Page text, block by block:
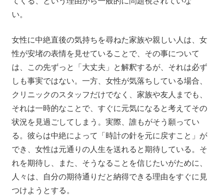
い。
女性に中絶直後の気持ちを尋ねた家族や親しい人は、女
性が安堵の表情を見せていることで、その事について
は、この先ずっと「大丈夫」と解釈するが、それは必ず
しも事実ではない。一方、女性が気落ちしている場合、
クリニックのスタッフだけでなく、家族や友人までも、
それは一時的なことで、すぐに元気になると考えてその
状況を見過ごしてしまう。実際、誰もがそう願ってい
る。彼らは中絶によって「時計の針を元に戻すこと」が
でき、女性は元通りの人生を送れると期待している。そ
れを期待し、また、そうなることを信じたいがために、
人々は、自分の期待通りだと納得できる理由をすぐに見
つけようとする。